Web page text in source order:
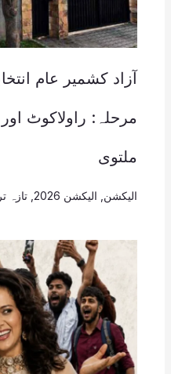
آزاد کشمیر عام
مرحلہ: راولاکوٹ
ملتوی
الیکشن الیکشن 2026 , تازہ